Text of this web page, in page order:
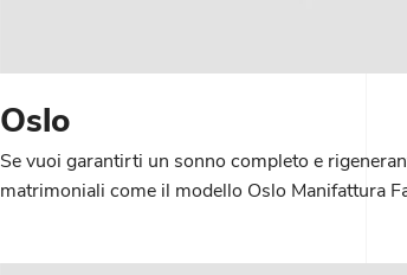
Oslo
Se vuoi garantirti un sonno completo e
matrimoniali come il modello Oslo Manifattura